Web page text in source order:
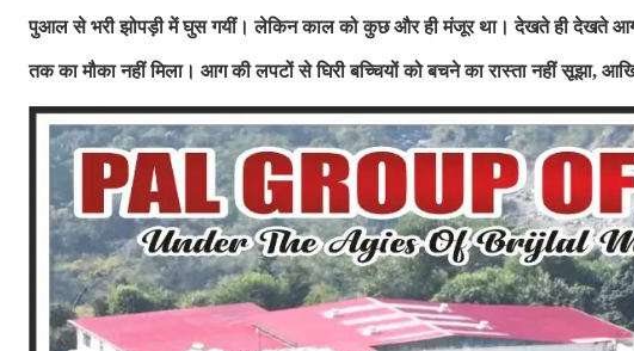
पुआल से भरी झोपड़ी में घुस गयीं। लेकिन काल को कुछ और ही मंजूर था। देखते ही देखते आग
तक का मौका नहीं मिला। आग की लपटों से घिरी बच्चियों को बचने का रास्ता नहीं सूझा,